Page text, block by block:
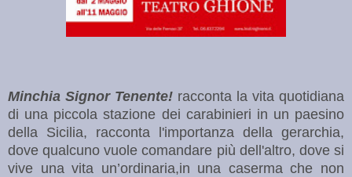
Minchia Signor Tenente! racconta la vita quotidiana
di una piccola stazione dei carabinieri in un paesino
della Sicilia, racconta l'importanza della gerarchia,
dove qualcuno vuole comandare più dell'altro, dove si
vive una vita un’ordinaria,in una caserma che non